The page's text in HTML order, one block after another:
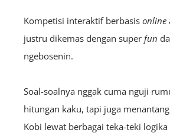
Kompetisi interaktif berbasis online
justru dikemas dengan super fun
ngebosenin.
Soal-soalnya nggak cuma nguji
hitungan kaku, tapi juga
Kobi lewat berbagai teka-teki